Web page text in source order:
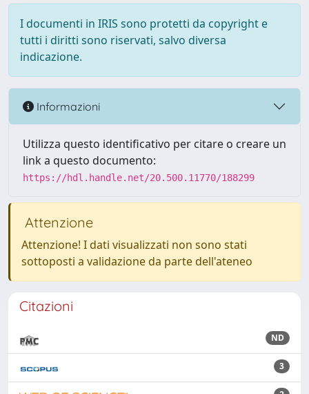
I documenti in IRIS sono protetti da copyright e
tutti i diritti sono riservati, salvo diversa
indicazione.
Informazioni
Utilizza questo identificativo per citare o creare un
link a questo documento:
https://hdl.handle.net/20.500.11770/188299
Attenzione
Attenzione! I dati visualizzati non sono stati
sottoposti a validazione da parte dell'ateneo
Citazioni
ND
3